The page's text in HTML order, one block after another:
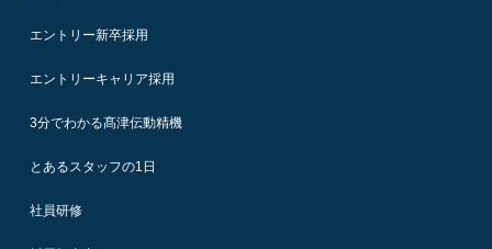
エントリー新卒採用
エントリーキャリア採用
3分でわかる髙津伝動精機
とあるスタッフの1日
社員研修